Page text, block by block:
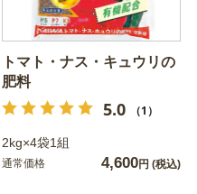
トマト・ナス・キュウリの
肥料
5.0 （1）
2kg×4袋1組
通常価格 4,600円 (税込)